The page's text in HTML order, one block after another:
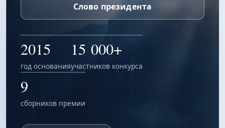
Слово президента
2015
год основания
15 000+
участников конкурса
9
сборников премии